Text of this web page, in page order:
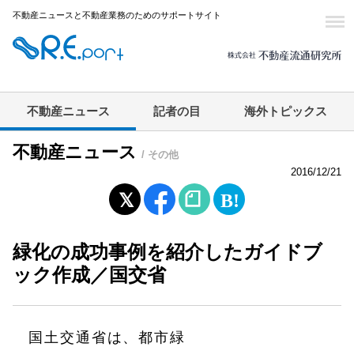
不動産ニュースと不動産業務のためのサポートサイト
不動産ニュース 記者の目 海外トピックス
不動産ニュース / その他
2016/12/21
緑化の成功事例を紹介したガイドブ
ック作成／国交省
国土交通省は、都市緑